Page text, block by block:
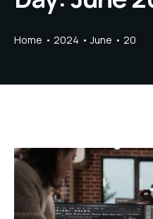
Home 2024 June 20